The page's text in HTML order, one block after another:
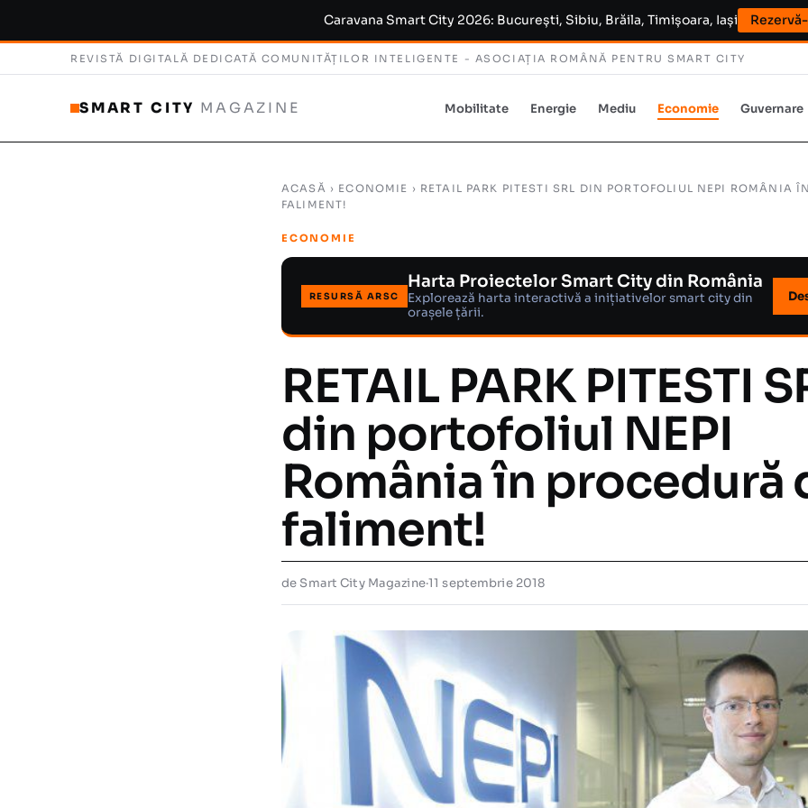
Caravana Smart City 2026: București, Sibiu, Brăila, Timișoara, Iași
REVISTĂ DIGITALĂ DEDICATĂ COMUNITĂȚILOR INTELIGENTE - ASOCIAȚIA ROMÂNĂ PENTRU SMART CITY
SMART CITY MAGAZINE Mobilitate Energie Mediu Economie Guvernare
ACASĂ › ECONOMIE › RETAIL PARK PITESTI SRL DIN PORTOFOLIUL NEPI ROMÂNIA
FALIMENT!
ECONOMIE
RESURSĂ ARSC
Harta Proiectelor Smart City din România
Explorează harta interactivă a inițiativelor smart city din
orașele țării.
RETAIL PARK PITESTI
din portofoliul NEPI
România în procedură
faliment!
de Smart City Magazine·11 septembrie 2018